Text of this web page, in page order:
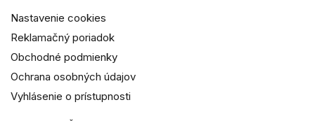
Nastavenie cookies
Reklamačný poriadok
Obchodné podmienky
Ochrana osobných údajov
Vyhlásenie o prístupnosti